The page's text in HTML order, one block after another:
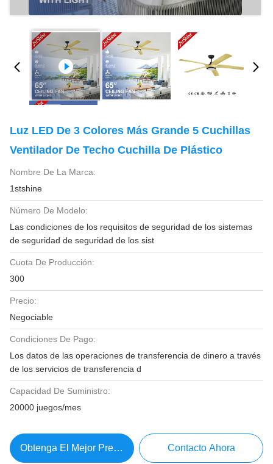
Luz LED De 3 Colores Más Grande 5 Cuchillas
Ventilador De Techo Cuchilla De Plástico
Nombre De La Marca:
1stshine
Número De Modelo:
Las condiciones de los requisitos de seguridad de los sistemas
de seguridad de seguridad de los sist
Cuota De Producción:
300
Precio:
Negociable
Condiciones De Pago:
Los datos de las operaciones de transferencia de dinero a través
de los servicios de transferencia d
Capacidad De Suministro:
20000 juegos/mes
Obtenga El Mejor Precio Contacto Ahora